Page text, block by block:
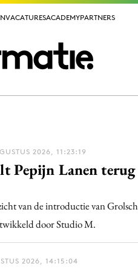
VACATURESACADEMYPARTNERS
VACATURESACADEMYPARTNERS
Media
2026, 11:23:19
Pepijn Lanen
van de introductie van
door Studio M.
2026, 14:15:04